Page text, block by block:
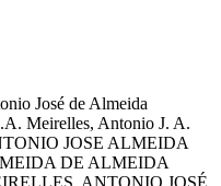
José de Almeida
Meirelles, Antonio J. A.
JOSE ALMEIDA
DE ALMEIDA
ANTONIO JOSÉ